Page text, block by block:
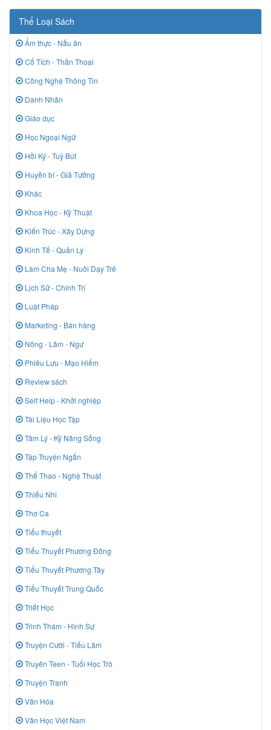
Thể Loại Sách
Ẩm thực - Nấu ăn
Cổ Tích - Thần Thoại
Công Nghệ Thông Tin
Danh Nhân
Giáo dục
Học Ngoại Ngữ
Hồi Ký - Tuỳ Bút
Huyền bí - Giả Tưởng
Khác
Khoa Học - Kỹ Thuật
Kiến Trúc - Xây Dựng
Kinh Tế - Quản Lý
Làm Cha Mẹ - Nuôi Dạy Trẻ
Lịch Sử - Chính Trị
Luật Pháp
Marketing - Bán hàng
Nông - Lâm - Ngư
Phiêu Lưu - Mạo Hiểm
Review sách
Self Help - Khởi nghiệp
Tài Liệu Học Tập
Tâm Lý - Kỹ Năng Sống
Tập Truyện Ngắn
Thể Thao - Nghệ Thuật
Thiếu Nhi
Thơ Ca
Tiểu thuyết
Tiểu Thuyết Phương Đông
Tiểu Thuyết Phương Tây
Tiểu Thuyết Trung Quốc
Triết Học
Trinh Thám - Hình Sự
Truyện Cười - Tiếu Lâm
Truyên Teen - Tuổi Học Trò
Truyện Tranh
Văn Hóa
Văn Học Việt Nam